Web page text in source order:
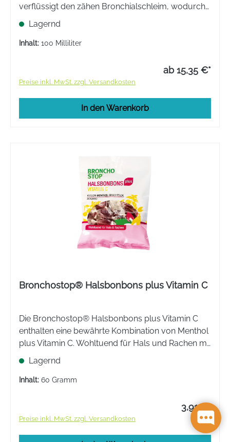
verflüssigt den zähen Bronchialschleim, wodurch
das Abhusten erleichtert und der Hustenreiz
gelindert wird. Wirkt krampflösend auf die
Bronchialmuskulatur.
Lagernd
Inhalt: 100 Milliliter
ab 15,35 €*
Preise inkl. MwSt. zzgl. Versandkosten
In den Warenkorb
Bronchostop® Halsbonbons plus Vitamin C
Die Bronchostop® Halsbonbons plus Vitamin C
enthalten eine bewährte Kombination von Menthol
plus Vitamin C. Wohltuend für Hals und Rachen mit
leckerem Kirsch-Menthol Geschmack.
Lagernd
Inhalt: 60 Gramm
3,91 €*
Preise inkl. MwSt. zzgl. Versandkosten